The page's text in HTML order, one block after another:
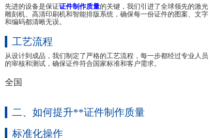
先进的设备是保证证件制作质量的关键，我们引进了全球领先的激光
雕刻机、高清印刷机和智能排版系统，确保每一份证件的图案、文字
和编码都清晰无误。
工艺流程
从设计到成品，我们制定了严格的工艺流程，每一步都经过专业人员
的审核和测试，确保证件符合国家标准和客户需求。
全国
二、如何提升**证件制作质量
标准化操作